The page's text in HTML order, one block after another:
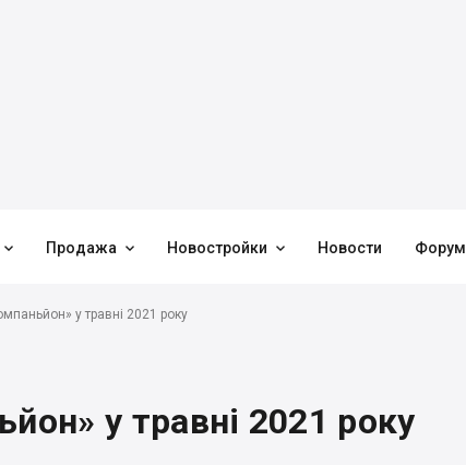
 Продажа  Новостройки  Новости Форум
у травні 2021 року
у травні 2021 року